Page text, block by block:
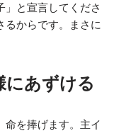
」と宣言してくださ
るからです。まさに
にあずける
命を捧げます。主イ